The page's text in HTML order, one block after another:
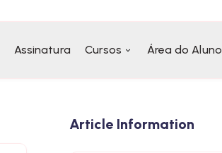
Assinatura Cursos Área do Aluno
Article Information